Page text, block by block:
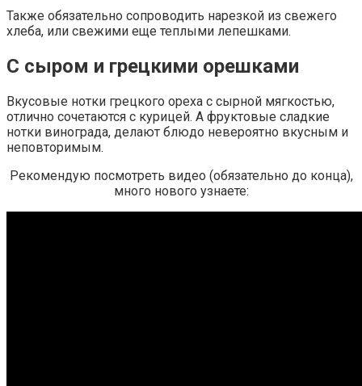
Также обязательно сопроводить нарезкой из свежего
хлеба, или свежими еще теплыми лепешками.
С сыром и грецкими орешками
Вкусовые нотки грецкого ореха с сырной мягкостью,
отлично сочетаются с курицей. А фруктовые сладкие
нотки винограда, делают блюдо невероятно вкусным и
неповторимым.
Рекомендую посмотреть видео (обязательно до конца),
много нового узнаете: